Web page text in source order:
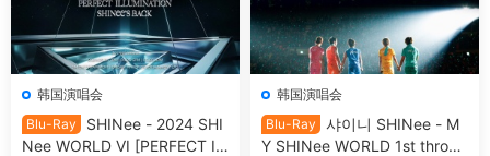
韩国演唱会
Blu-Ray
SHINee - 2024 SHI
Nee WORLD VI [PERFECT IL
韩国演唱会
Blu-Ray
샤이니 SHINee - M
Y SHINee WORLD 1st throug